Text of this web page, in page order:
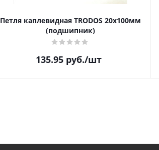
Петля каплевидная TRODOS 20х100мм
(подшипник)
135.95руб./шт